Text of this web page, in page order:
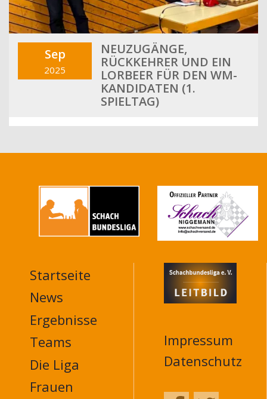
Sep
2025
NEUZUGÄNGE,
RÜCKKEHRER UND EIN
LORBEER FÜR DEN WM-
KANDIDATEN (1.
SPIELTAG)
MAIN
NAVIGATION
FOOTER
Startseite
News
Ergebnisse
Teams
Die Liga
Frauen
Impressum
Datenschutz